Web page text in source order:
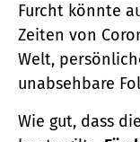
Furcht könnte
Zeiten von
Welt,
unabsehbare
Wie gut, dass